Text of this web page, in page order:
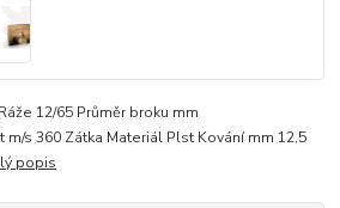
12/65 Průměr broku mm
m/s 360 Zátka Materiál Plst Kování mm 12,5
popis